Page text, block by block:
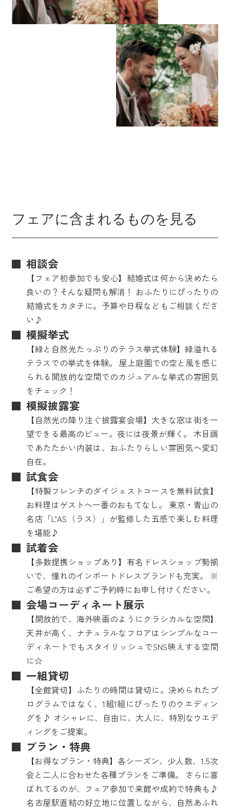
フェアに含まれるものを見る
相談会
【フェア初参加でも安心】結婚式は何から決めたら
良いの？そんな疑問も解消！ おふたりにぴったりの
結婚式をカタチに。予算や日程などもご相談くださ
い♪
模擬挙式
【緑と自然光たっぷりのテラス挙式体験】緑溢れる
テラスでの挙式を体験。 屋上庭園での空と風を感じ
られる開放的な空間でのカジュアルな挙式の雰囲気
をチェック！
模擬披露宴
【自然光の降り注ぐ披露宴会場】大きな窓は街を一
望できる最高のビュー。夜には夜景が輝く。 木目調
であたたかい内装は、おふたりらしい雰囲気へ変幻
自在。
試食会
【特製フレンチのダイジェストコースを無料試食】
お料理はゲストへ一番のおもてなし。 東京・青山の
名店「L’AS（ラス）」が監修した五感で楽しむ料理
を堪能♪
試着会
【多数提携ショップあり】有名ドレスショップ勢揃
いで、憧れのインポートドレスブランドも充実。 ※
ご希望の方は必ずご予約時にお申し付けください。
会場コーディネート展示
【開放的で、海外映画のようにクラシカルな空間】
天井が高く、ナチュラルなフロアはシンプルなコー
ディネートでもスタイリッシュでSNS映えする空間
に☆
一組貸切
【全館貸切】ふたりの時間は貸切に。決められたプ
ログラムではなく、1組1組にぴったりのウエディン
グを♪ オシャレに、自由に、大人に、特別なウエデ
ィングをご提案。
プラン・特典
【お得なプラン・特典】各シーズン、少人数、1.5次
会と二人に合わせた各種プランをご準備。 さらに喜
ばれてるのが、フェア参加で来館や成約で特典も♪
名古屋駅直結の好立地に位置しながら、自然あふれ